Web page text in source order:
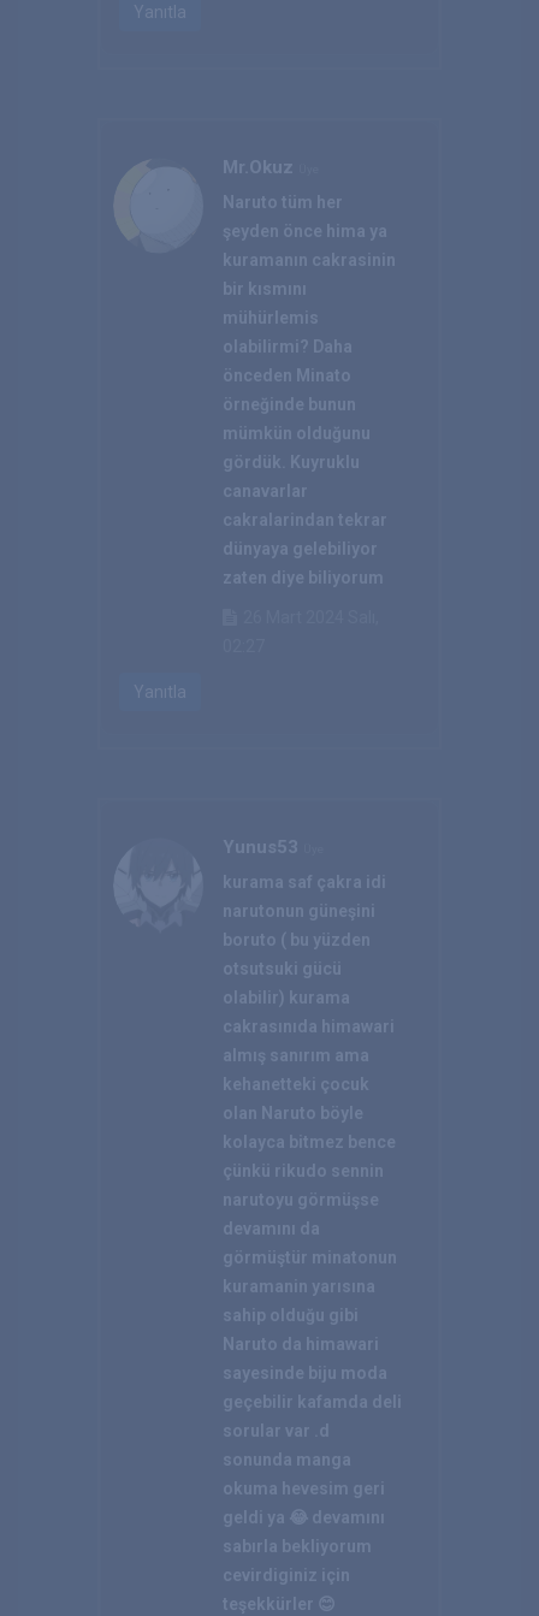
Yanıtla
Mr.Okuz
Naruto tüm her
şeyden önce hima ya
kuramanın cakrasinin
bir kısmını
mühürlemis
olabilirmi? Daha
önceden Minato
örneğinde bunun
mümkün olduğunu
gördük. Kuyruklu
canavarlar
cakralarindan tekrar
dünyaya gelebiliyor
zaten diye biliyorum
Yanıtla
Yunus53
kurama saf çakra idi
narutonun güneşini
boruto ( bu yüzden
otsutsuki gücü
olabilir) kurama
cakrasınıda himawari
almış sanırım ama
kehanetteki çocuk
olan Naruto böyle
kolayca bitmez bence
çünkü rikudo sennin
narutoyu görmüşse
devamını da
görmüştür minatonun
kuramanin yarısına
sahip olduğu gibi
Naruto da himawari
sayesinde biju moda
geçebilir kafamda deli
sorular var .d
sonunda manga
okuma hevesim geri
geldi ya 😂 devamını
sabırla bekliyorum
cevirdiginiz için
teşekkürler 😊